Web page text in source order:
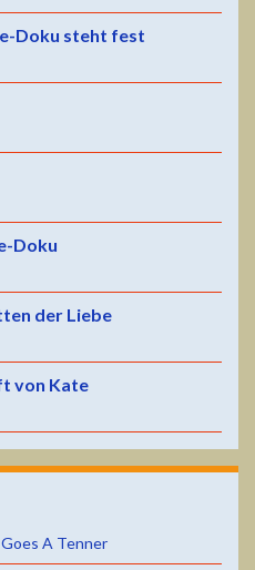
Doku steht fest
Doku
der Liebe
von Kate
A Tenner